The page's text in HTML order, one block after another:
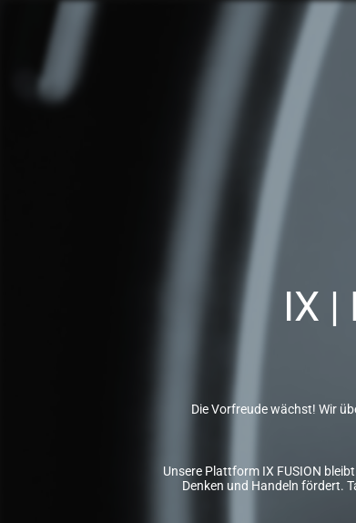
IX |
Die Vorfreude wächst! Wir
Unsere Plattform IX FUSION
Denken und Handeln fördert.